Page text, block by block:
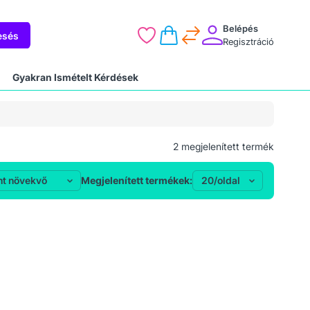
Belépés
Regisztráció
Gyakran Ismételt Kérdések
2 megjelenített termék
Megjelenített termékek: